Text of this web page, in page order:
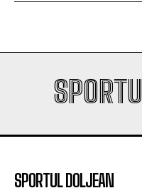
SPORTUL DOLJEAN